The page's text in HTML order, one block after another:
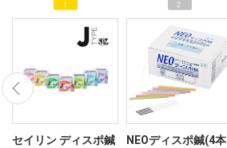
セイリン ディスポ鍼
NEOディスポ鍼(4本